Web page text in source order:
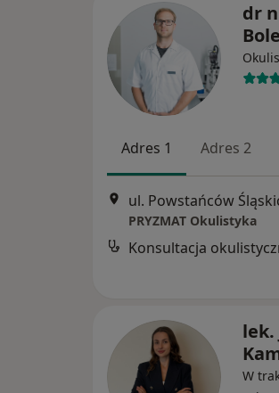
dr
Adres 1 Adres 2
PRYZMAT Okulistyka
Konsultacja
lek.
W